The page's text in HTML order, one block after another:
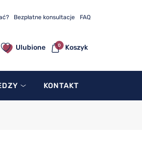
Bezpłatne konsultacje FAQ
Ulubione Koszyk
0
KONTAKT